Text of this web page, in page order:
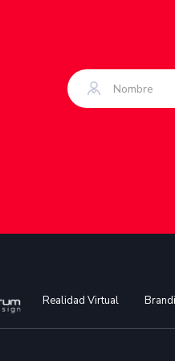
Realidad Virtual